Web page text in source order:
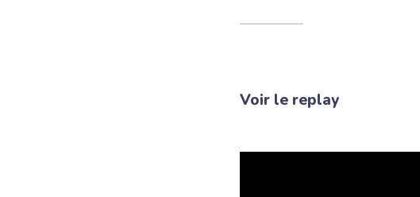
Voir le replay